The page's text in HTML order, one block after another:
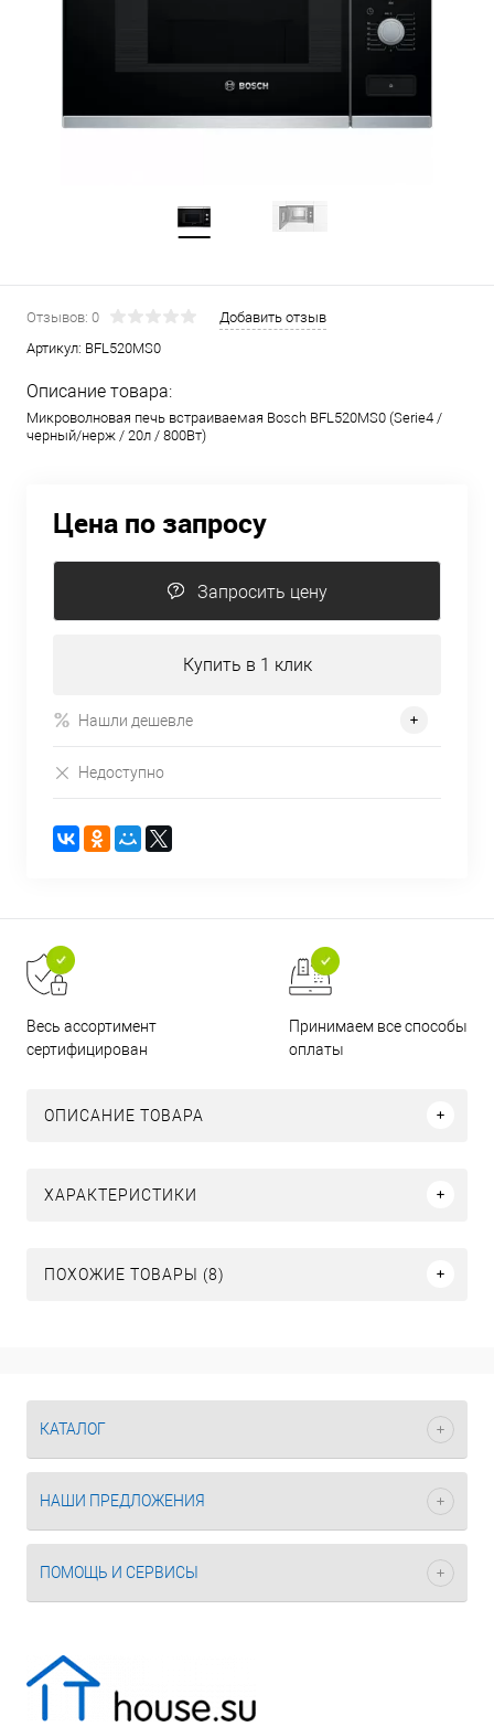
Отзывов: 0
Добавить отзыв
Артикул: BFL520MS0
Описание товара:
Микроволновая печь встраиваемая Bosch BFL520MS0 (Serie4 /
черный/нерж / 20л / 800Вт)
Цена по запросу
Запросить цену
Купить в 1 клик
Нашли дешевле
Недоступно
Весь ассортимент
сертифицирован
Принимаем все способы
оплаты
ОПИСАНИЕ ТОВАРА
ХАРАКТЕРИСТИКИ
ПОХОЖИЕ ТОВАРЫ (8)
КАТАЛОГ
НАШИ ПРЕДЛОЖЕНИЯ
ПОМОЩЬ И СЕРВИСЫ